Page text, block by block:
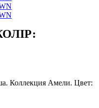
Коллекция Амели. Цвет: